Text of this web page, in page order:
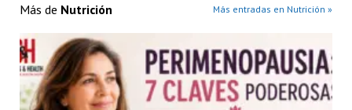
Más de Nutrición Más entradas en Nutrición »